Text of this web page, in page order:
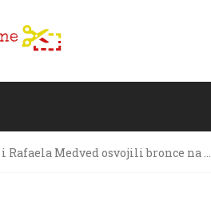
Rafaela Medved osvojili bronce na …